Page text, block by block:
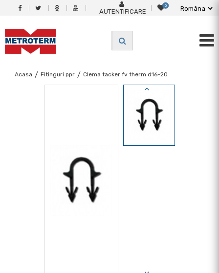
AUTENTIFICARE
0
Acasa / Fitinguri ppr / Clema tacker fv therm d16-20